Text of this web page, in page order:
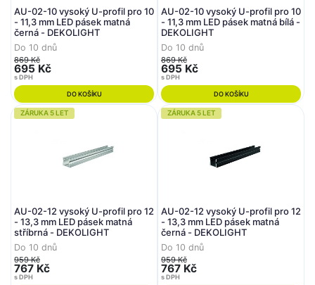
AU-02-10 vysoký U-profil pro 10
- 11,3 mm LED pásek matná
černá - DEKOLIGHT
Do 10 dnů
869 Kč
695 Kč
s DPH
DO KOŠÍKU
AU-02-10 vysoký U-profil pro 10
- 11,3 mm LED pásek matná bílá -
DEKOLIGHT
Do 10 dnů
869 Kč
695 Kč
s DPH
DO KOŠÍKU
ZÁRUKA 5 LET
AU-02-12 vysoký U-profil pro 12
- 13,3 mm LED pásek matná
stříbrná - DEKOLIGHT
Do 10 dnů
959 Kč
767 Kč
s DPH
ZÁRUKA 5 LET
AU-02-12 vysoký U-profil pro 12
- 13,3 mm LED pásek matná
černá - DEKOLIGHT
Do 10 dnů
959 Kč
767 Kč
s DPH